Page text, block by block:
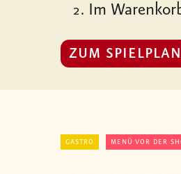
Im
ZUM SPIELPLAN
GASTRO MENÜ VOR DER